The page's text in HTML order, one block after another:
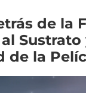
de la
Sustrato
de la